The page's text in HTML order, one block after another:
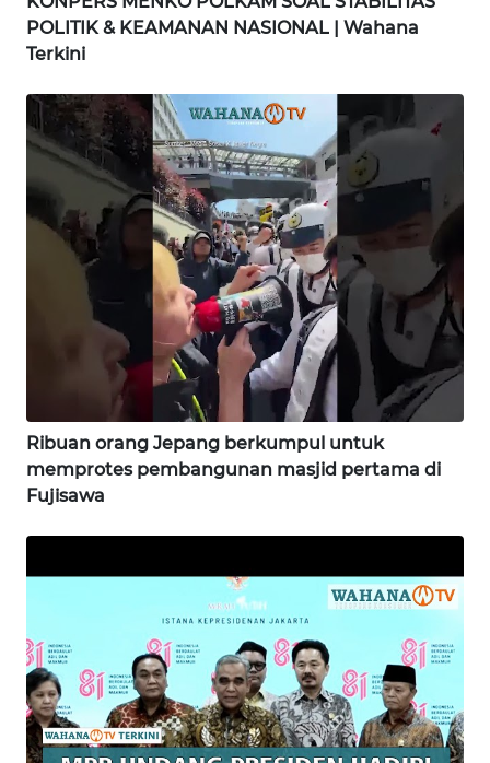
POLITIK & KEAMANAN NASIONAL | Wahana
Terkini
Ribuan orang Jepang berkumpul untuk
memprotes pembangunan masjid pertama di
Fujisawa
WN
GORONTALO
WN
SULUT
MALUKU
MALUT
WN
DANAU
TOBA
LANGKAT
WN
TAPANULI
SELATAN